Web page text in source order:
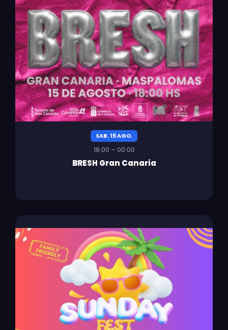
SAB. 15 AGO.
18:00 – 00:00
BRESH Gran Canaria